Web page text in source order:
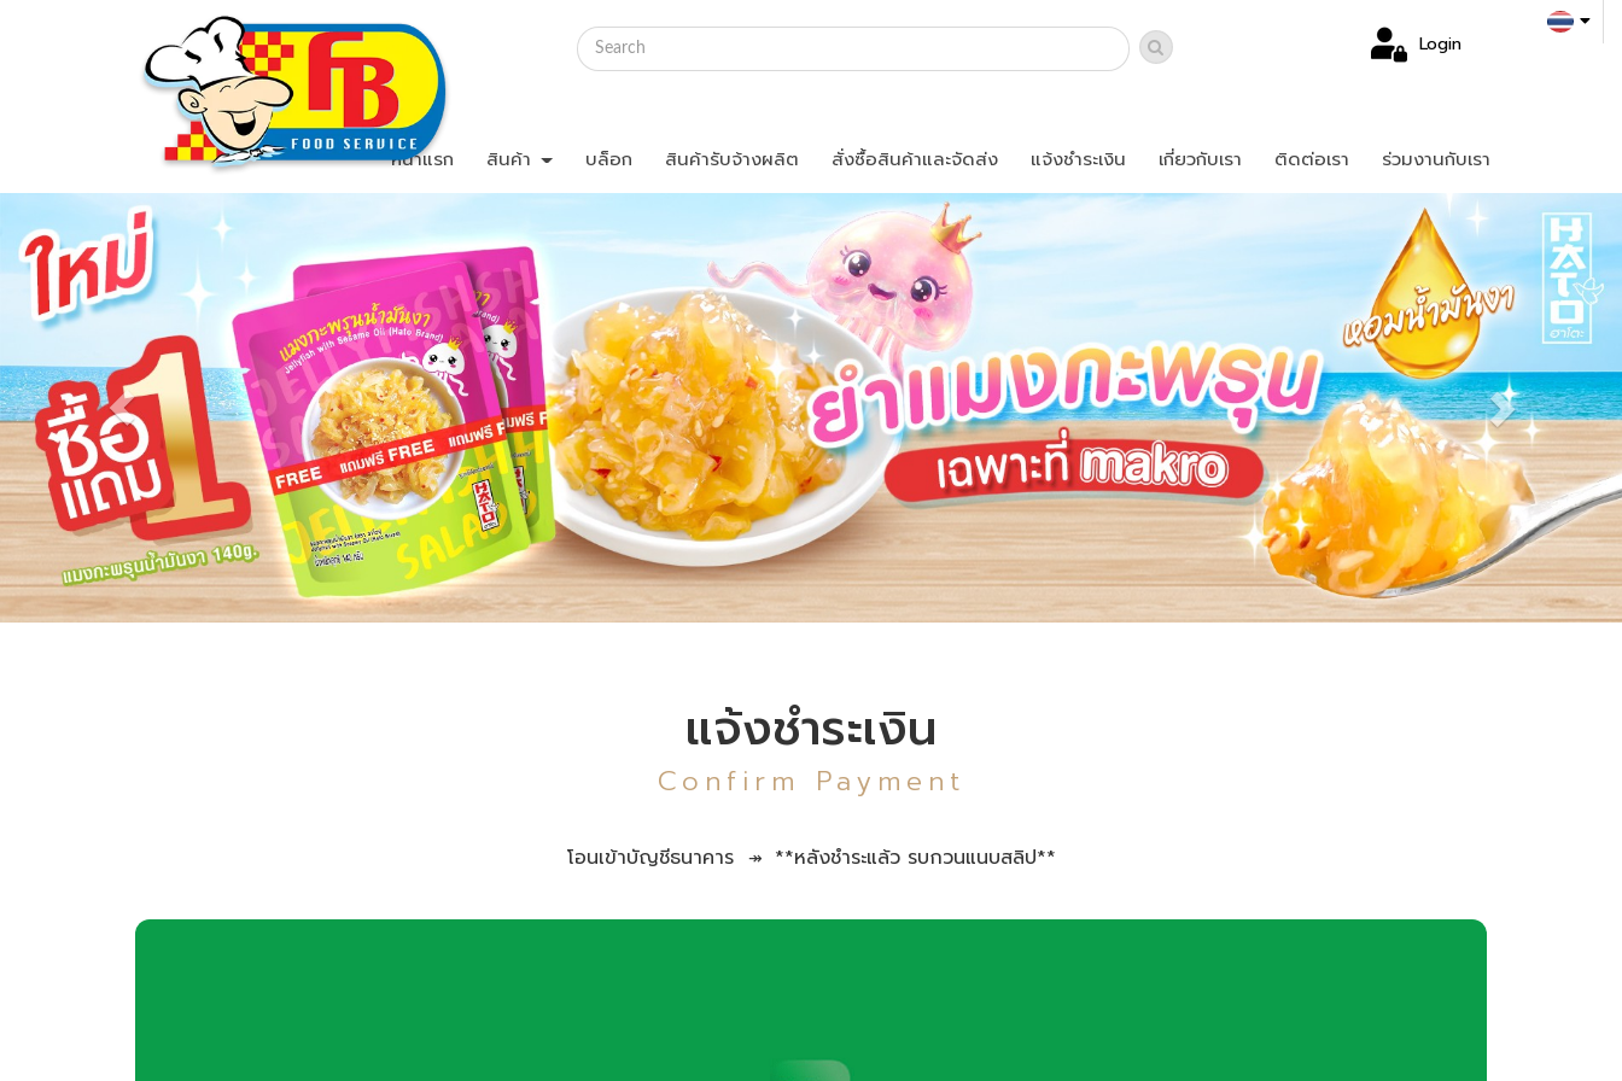
Login
หน้าแรก สินค้า บล็อก สินค้ารับจ้างผลิต สั่งซื้อสินค้าและจัดส่ง แจ้งชำระเงิน เกี่ยวกับเรา ติดต่อเรา ร่วมงานกับเรา
แจ้งชำระเงิน
Confirm Payment
โอนเข้าบัญชีธนาคาร ↠ **หลังชำระแล้ว รบกวนแนบสลิป**